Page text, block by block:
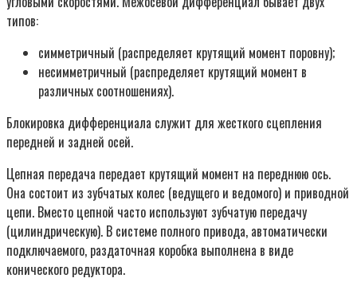
типов:
симметричный (распределяет крутящий момент поровну);
несимметричный (распределяет крутящий момент в
различных соотношениях).
Блокировка дифференциала служит для жесткого сцепления
передней и задней осей.
Цепная передача передает крутящий момент на переднюю ось.
Она состоит из зубчатых колес (ведущего и ведомого) и приводной
цепи. Вместо цепной часто используют зубчатую передачу
(цилиндрическую). В системе полного привода, автоматически
подключаемого, раздаточная коробка выполнена в виде
конического редуктора.